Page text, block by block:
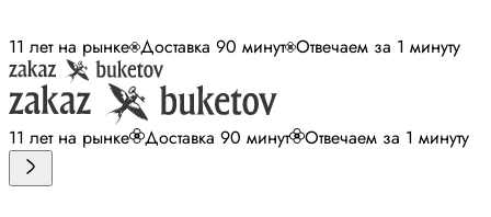
11 лет на рынке Доставка 90 минут Отвечаем за 1 минуту
11 лет на рынке Доставка 90 минут Отвечаем за 1 минуту